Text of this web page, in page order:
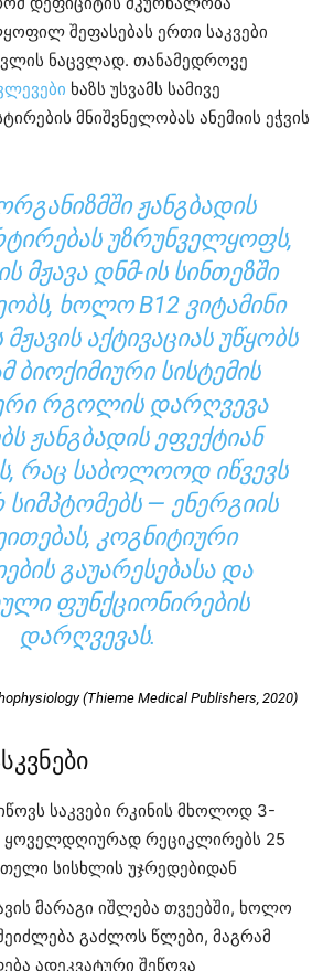
შეფასებას ერთი საკვები
ნაცვლად. თანამედროვე
ხაზს უსვამს სამივე
მნიშვნელობას ანემიის ეჭვის
ᲟᲐᲜᲒᲑᲐᲓᲘᲡ
ᲣᲖᲠᲣᲜᲕᲔᲚᲧᲝᲤᲡ,
ᲛᲟᲐᲕᲐ ᲓᲜᲛ-ᲘᲡ ᲡᲘᲜᲗᲔᲖᲨᲘ
ᲮᲝᲚᲝ B12 ᲕᲘᲢᲐᲛᲘᲜᲘ
ᲐᲥᲢᲘᲕᲐᲪᲘᲐᲡ ᲣᲬᲧᲝᲑᲡ
ᲑᲘᲝᲥᲘᲛᲘᲣᲠᲘ ᲡᲘᲡᲢᲔᲛᲘᲡ
ᲠᲒᲝᲚᲘᲡ ᲓᲐᲠᲦᲕᲔᲕᲐ
ᲟᲐᲜᲒᲑᲐᲓᲘᲡ ᲔᲤᲔᲥᲢᲘᲐᲜ
ᲠᲐᲪ ᲡᲐᲑᲝᲚᲝᲝᲓ ᲘᲬᲕᲔᲕᲡ
ᲡᲘᲛᲞᲢᲝᲛᲔᲑᲡ — ᲔᲜᲔᲠᲒᲘᲘᲡ
ᲙᲝᲒᲜᲘᲢᲘᲣᲠᲘ
ᲒᲐᲣᲐᲠᲔᲡᲔᲑᲐᲡᲐ ᲓᲐ
ᲤᲣᲜᲥᲪᲘᲝᲜᲘᲠᲔᲑᲘᲡ
ᲓᲐᲠᲦᲕᲔᲕᲐᲡ.
(Thieme Medical Publishers, 2020)
საკვები რკინის მხოლოდ 3-
ყოველდღიურად რეციკლირებს 25
სისხლის უჯრედებიდან
მარაგი იშლება თვეებში, ხოლო
გაძლოს წლები, მაგრამ
ადეკვატური შეწოვა